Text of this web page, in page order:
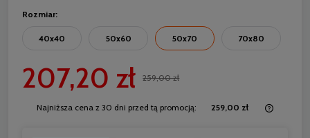
Rozmiar:
40x40 50x60 50x70 70x80
207,20 zł 259,00 zł
Najniższa cena z 30 dni przed tą promocją: 259,00 zł